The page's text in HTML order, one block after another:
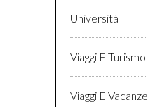
Università
Viaggi E Turismo
Viaggi E Vacanze